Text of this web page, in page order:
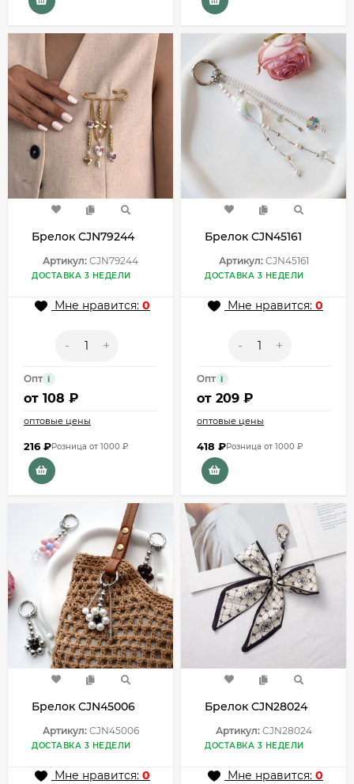
Брелок CJN79244
Артикул: CJN79244
ДОСТАВКА 3 НЕДЕЛИ
Мне нравится: 0
- +
Опт i
от 108 ₽
оптовые цены
216 ₽Розница от 1000 ₽
Брелок CJN45161
Артикул:CJN45161
ДОСТАВКА 3 НЕДЕЛИ
Мне нравится: 0
- +
Опт i
от 209 ₽
оптовые цены
418 ₽Розница от 1000 ₽
Брелок CJN45006
Артикул:CJN45006
ДОСТАВКА 3 НЕДЕЛИ
Мне нравится: 0
Брелок CJN28024
Артикул:CJN28024
ДОСТАВКА 3 НЕДЕЛИ
Мне нравится: 0